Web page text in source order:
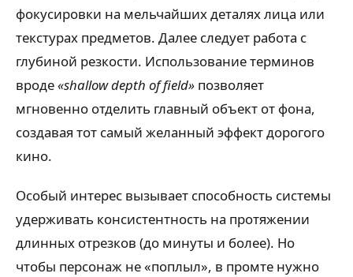
фокусировки на мельчайших деталях лица или
текстурах предметов. Далее следует работа с
глубиной резкости. Использование терминов
вроде«shallow depth of field» позволяет
мгновенно отделить главный объект от фона,
создавая тот самый желанный эффект дорогого
кино.
Особый интерес вызывает способность системы
удерживать консистентность на протяжении
длинных отрезков (до минуты и более). Но
чтобы персонаж не «поплыл», в промте нужно